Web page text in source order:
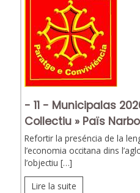
- 11 - Municipalas
Collectiu » Païs
Refortir la preséncia de la
l’economia occitana dins
l’objectiu […]
Lire la suite